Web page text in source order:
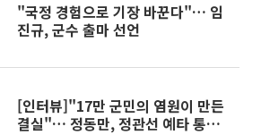
"국정 경험으로 기장 바꾼다"… 임
진규, 군수 출마 선언
[인터뷰]"17만 군민의 염원이 만든
결실"… 정동만, 정관선 예타 통과